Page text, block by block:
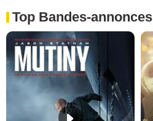
Top Bandes-annonces